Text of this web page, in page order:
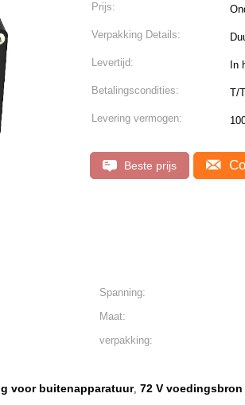
Prijs:
Verpakking Details:
Levertijd: In
Betalingscondities:
Levering vermogen:
Beste prijs
Spanning:
Maat:
verpakking:
voor buitenapparatuur, 72 V voedingsbron